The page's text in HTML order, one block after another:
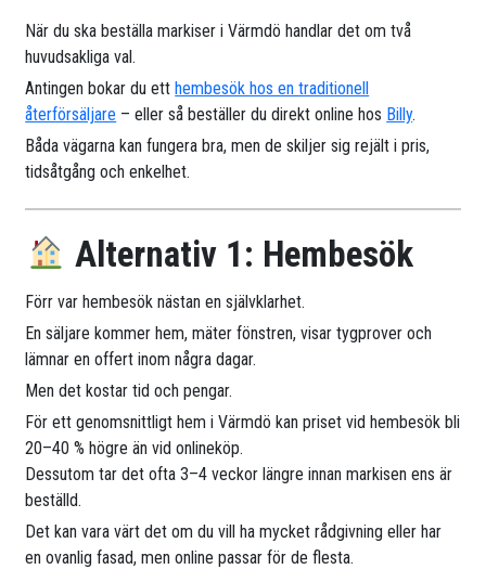
När du ska beställa markiser i Värmdö handlar det om två
huvudsakliga val.
Antingen bokar du etthembesök hos en traditionell
återförsäljare – eller så beställer du direkt online hos Billy.
Båda vägarna kan fungera bra, men de skiljer sig rejält i pris,
tidsåtgång och enkelhet.
Alternativ 1: Hembesök
Förr var hembesök nästan en självklarhet.
En säljare kommer hem, mäter fönstren, visar tygprover och
lämnar en offert inom några dagar.
Men det kostar tid och pengar.
För ett genomsnittligt hem i Värmdö kan priset vid hembesök bli
20–40 % högre än vid onlineköp.
Dessutom tar det ofta 3–4 veckor längre innan markisen ens är
beställd.
Det kan vara värt det om du vill ha mycket rådgivning eller har
en ovanlig fasad, men online passar för de flesta.